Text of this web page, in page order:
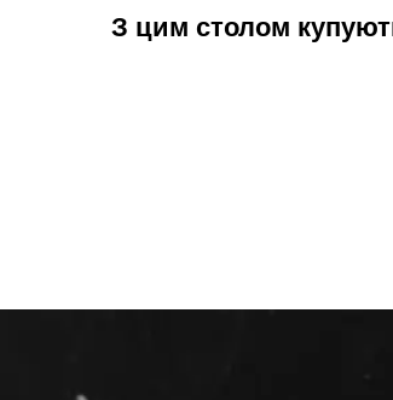
З цим столом